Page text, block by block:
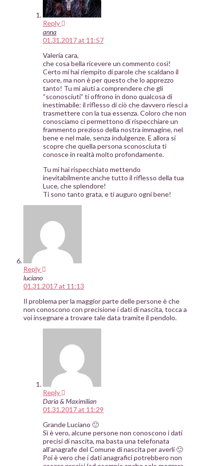
Reply
anna
01.31.2017 at 11:57
Valeria cara,
che cosa bella ricevere un commento così!
Certo mi hai riempito di parole che scaldano il
cuore, ma non è per questo che lo apprezzo
tanto! Tu mi aiuti a comprendere che gli
“sconosciuti” ti offrono in dono qualcosa di
inestimabile: il riflesso di ciò che davvero riesci a
trasmettere con la tua essenza. Coloro che non
conosciamo ci permettono di rispecchiare un
frammento prezioso della nostra immagine, nel
bene e nel male, senza indulgenze. E allora si
scopre che quella persona sconosciuta ti
conosce in realtà molto profondamente.
Tu mi hai rispecchiato mettendo
inevitabilmente anche tutto il riflesso della tua
Luce, che splendore!
Ti sono tanto grata, e ti auguro ogni bene!
Reply
luciano
01.31.2017 at 11:13
Il problema per la maggior parte delle persone è che
non conoscono con precisione i dati di nascita, tocca a
voi insegnare a trovare tale data tramite il pendolo.
Reply
Daria & Maximilian
01.31.2017 at 11:29
Grande Luciano 🙂
Sì è vero, alcune persone non conoscono i dati
precisi di nascita, ma basta una telefonata
all’anagrafe del Comune di nascita per averli 🙂
Poi è vero che i dati anagrafici potrebbero non